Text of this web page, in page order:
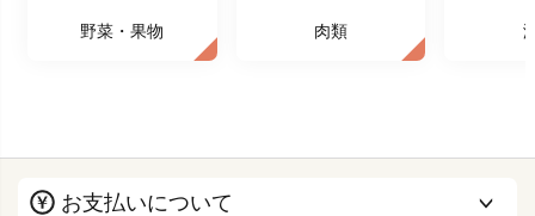
野菜・果物 肉類
お支払いについて